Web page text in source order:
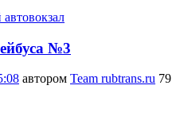
№3
автором Team rubtrans.ru 79